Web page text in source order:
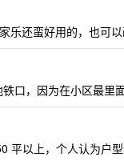
乐还蛮好用的，也可
口，因为在小区最里
平以上，个人认为户